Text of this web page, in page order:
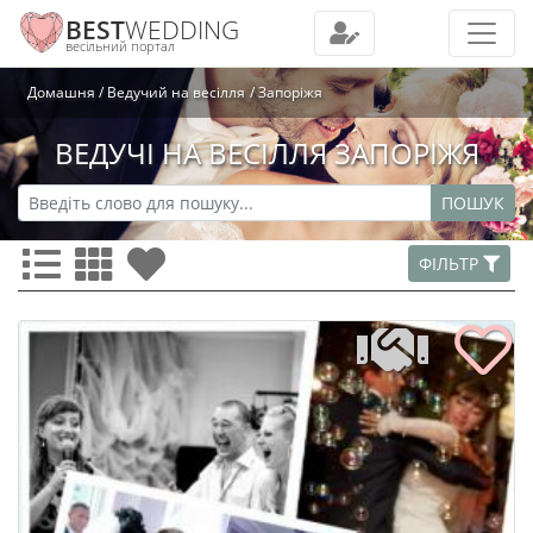
BESTWEDDING
весільний портал
Домашня Ведучий на весілля Запоріжя
ВЕДУЧІ НА ВЕСІЛЛЯ ЗАПОРІЖЯ
ПОШУК
ФІЛЬТР